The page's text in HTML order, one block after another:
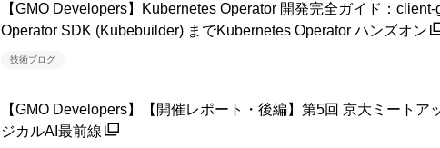
【GMO Developers】Kubernetes Operator 開発完全ガイド：client-
Operator SDK (Kubebuilder) までKubernetes Operator ハンズオン
技術ブログ
【GMO Developers】【開催レポート・後編】第5回 京大ミートア
ジカルAI最前線